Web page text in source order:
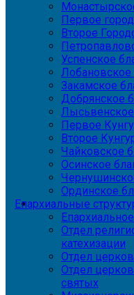
Первое
Второе
Успенское
Лобановское
Закамское
Добрянское
Лысьвенское
Первое
Второе
Чайковское
Осинское
Ординское
Епархиальные
Отдел
катехизации
Отдел
Отдел
святых